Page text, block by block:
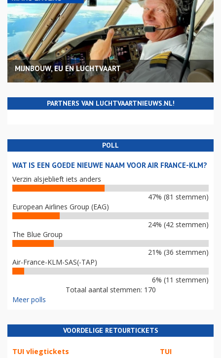
MIJNBOUW, EU EN LUCHTVAART
PARTNERS VAN LUCHTVAARTNIEUWS.NL!
POLL
WAT IS EEN GOEDE NIEUWE NAAM VOOR AIR FRANCE-KLM?
Verzin alsjeblieft iets anders
47% (81 stemmen)
European Airlines Group (EAG)
24% (42 stemmen)
The Blue Group
21% (36 stemmen)
Air-France-KLM-SAS(-TAP)
6% (11 stemmen)
Totaal aantal stemmen: 170
Meer polls
VOORDELIGE RETOURTICKETS
TUI vliegtickets TUI